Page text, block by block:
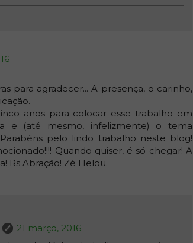
para agradecer... A presença, o carinho,
anos para colocar esse trabalho em
e (até mesmo, infelizmente) o tema
pelo lindo trabalho neste blog!
Quando quiser, é só chegar! A
Rs Abração! Zé Helou.
21 março, 2016